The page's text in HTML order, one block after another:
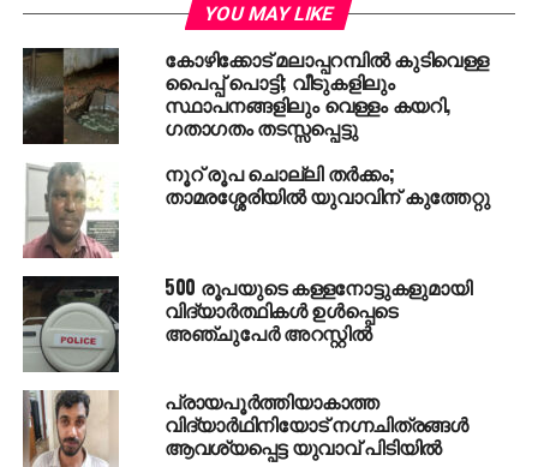
RELATED TOPICS: MBBS MYL
UP NEXT
വൈറ്റ് ഗാര്‍ഡ് ക്യാപ്റ്റന്‍ ഗഫൂര്‍ അന്തരിച്ചു
DON'T MISS
2030ൽ 500 ജോഡികളുടെ വിവാഹം നടത്തുമെന്ന
പ്രഖ്യാപനവുമായി ധനലക്ഷ്മി ഗ്രൂപ്പിൻ്റെ
അഞ്ചാം വാർഷികാഘോഷവും നിക്ഷേപക
സംഗമവും നടത്തി
YOU MAY LIKE
കോഴിക്കോട് മലാപ്പറമ്പില്‍ കുടിവെള്ള
പൈപ്പ് പൊട്ടി; വീടുകളിലും
സ്ഥാപനങ്ങളിലും വെള്ളം കയറി,
ഗതാഗതം തടസ്സപ്പെട്ടു
നൂറ് രൂപ ചൊല്ലി തര്‍ക്കം;
താമരശ്ശേരിയില്‍ യുവാവിന് കുത്തേറ്റു
500 രൂപയുടെ കള്ളനോട്ടുകളുമായി
വിദ്യാര്‍ത്ഥികള്‍ ഉള്‍പ്പെടെ
അഞ്ചുപേര്‍ അറസ്റ്റില്‍
പ്രായപൂര്‍ത്തിയാകാത്ത
വിദ്യാര്‍ഥിനിയോട് നഗ്നചിത്രങ്ങള്‍
ആവശ്യപ്പെട്ട യുവാവ് പിടിയില്‍